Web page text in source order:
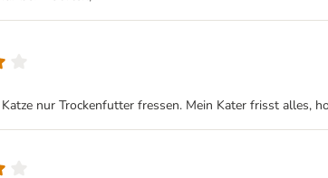
nur Trockenfutter fressen. Mein Kater frisst alles,